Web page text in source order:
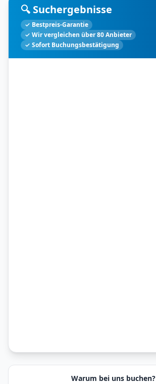
🔍 Suchergebnisse
✓ Bestpreis-Garantie
✓ Wir vergleichen über 80 Anbieter
✓ Sofort Buchungsbestätigung
Warum bei uns buchen?